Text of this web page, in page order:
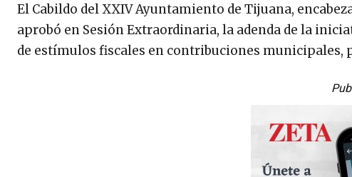
El Cabildo del XXIV Ayuntamiento de Tijuana,
aprobó en Sesión Extraordinaria, la adenda de la
de estímulos fiscales en contribuciones municipales,